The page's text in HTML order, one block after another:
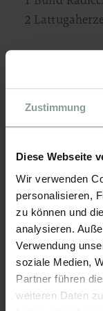
Zustimmung
Diese Webseite
Wir verwenden
personalisieren,
zu können und
analysieren.
Verwendung
soziale Medien,
Partner führen
weiteren Daten
2
Zubereitung
Zunächst die
Mehl,
Wasser
gibt. Die
und